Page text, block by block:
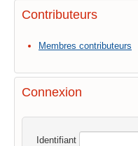
Contributeurs
Membres contributeurs
Connexion
Identifiant